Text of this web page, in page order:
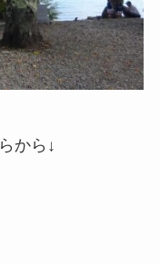
から↓